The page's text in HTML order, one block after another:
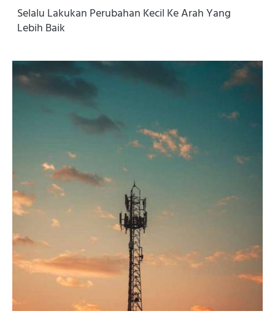
Selalu Lakukan Perubahan Kecil Ke Arah Yang
Lebih Baik